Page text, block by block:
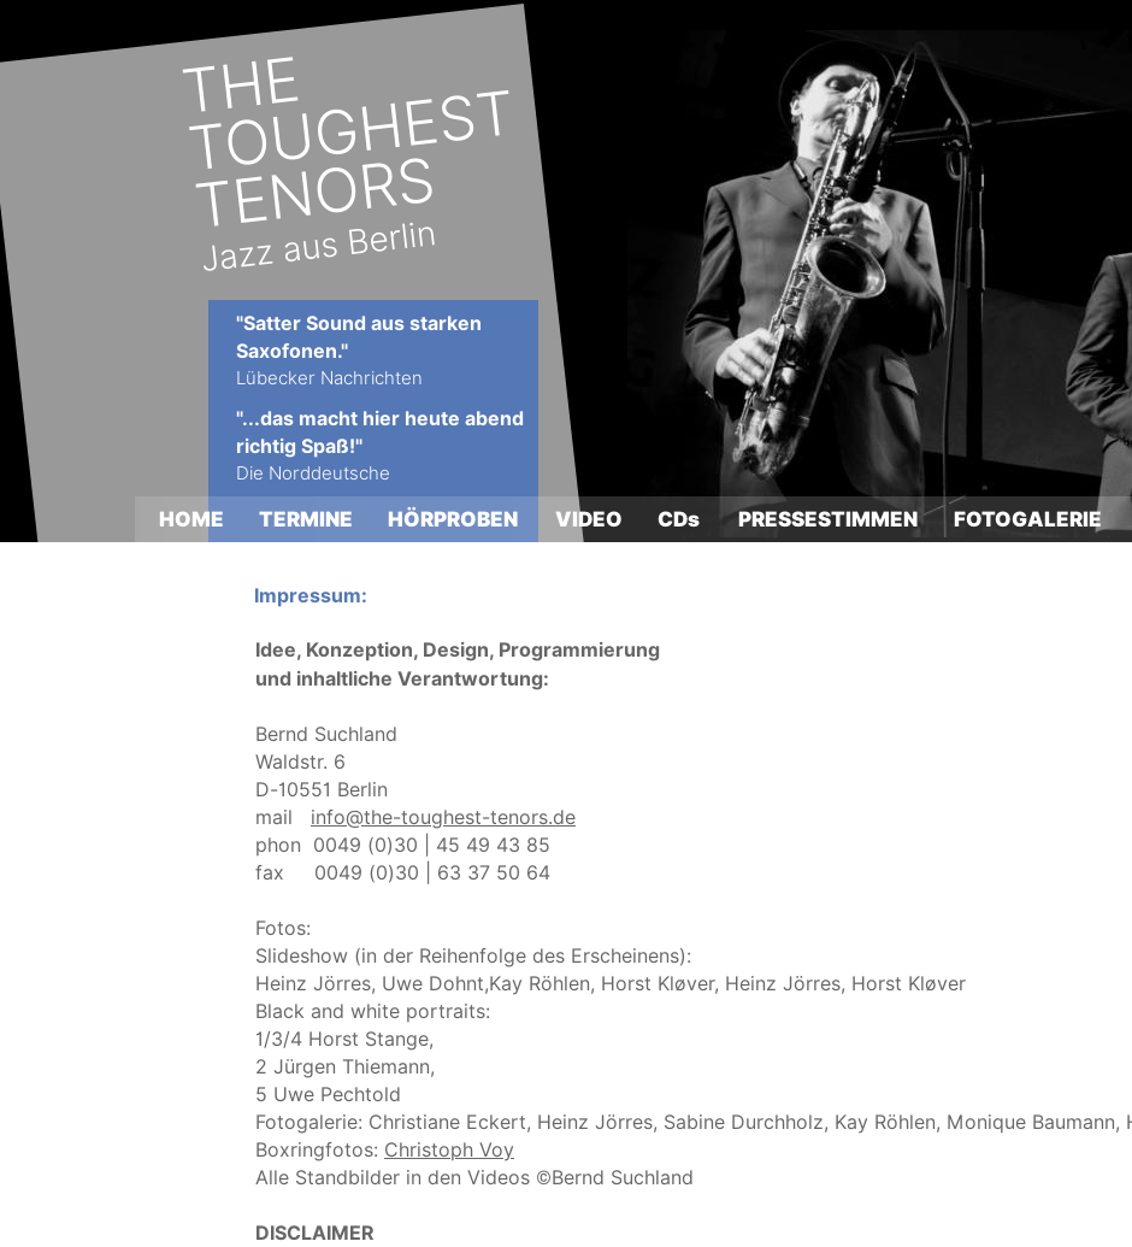
"Satter Sound aus starken
Saxofonen."
Lübecker Nachrichten
"...das macht hier heute abend
richtig Spaß!"
Die Norddeutsche
Idee, Konzeption, Design, Programmierung
und inhaltliche Verantwortung:
Bernd Suchland
Waldstr. 6
D-10551 Berlin
mail info@the-toughest-tenors.de
phon  0049 (0)30 | 45 49 43 85
fax     0049 (0)30 | 63 37 50 64
Fotos:
Slideshow (in der Reihenfolge des Erscheinens):
Heinz Jörres, Uwe Dohnt,Kay Röhlen, Horst Kløver, Heinz Jörres, Horst Kløver
Black and white portraits:
1/3/4 Horst Stange,
2 Jürgen Thiemann,
5 Uwe Pechtold
Fotogalerie: Christiane Eckert, Heinz Jörres, Sabine Durchholz, Kay Röhlen, Monique Baumann,
Boxringfotos: Christoph Voy
Alle Standbilder in den Videos ©Bernd Suchland
DISCLAIMER
Impressum:
HOME TERMINE HÖRPROBEN VIDEO CDs PRESSESTIMMEN FOTOGALERIE